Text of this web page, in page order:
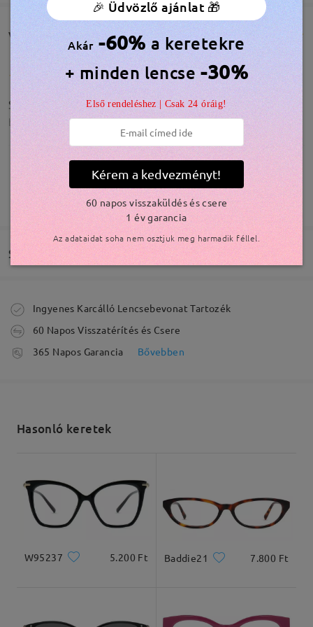
Arcforma: Archossz: Arcszélesség:
Vásárlói vélemények(548)
Super
by Babi on Feb 13 , 2026
Olvassa el az összes
véleményt
Írjon egy véleményt
TOVÁBBIAK MEGJELENÍTÉSE
Szállítás
Megrendelés leadva
feldolgozási idő
Kiszállítva
Ingyenes Karcálló Lencsebevonat Tartozék
60 Napos Visszatérítés és Csere
365 Napos Garancia
Bővebben
Hasonló keretek
W95237 5.200 Ft Baddie21 7.800 Ft
🎉 Üdvözlő ajánlat 🎁
Akár -60% a keretekre
+ minden lencse -30%
Első rendeléshez | Csak 24 óráig!
Kérem a kedvezményt!
60 napos visszaküldés és csere
1 év garancia
Az adataidat soha nem osztjuk meg harmadik féllel.